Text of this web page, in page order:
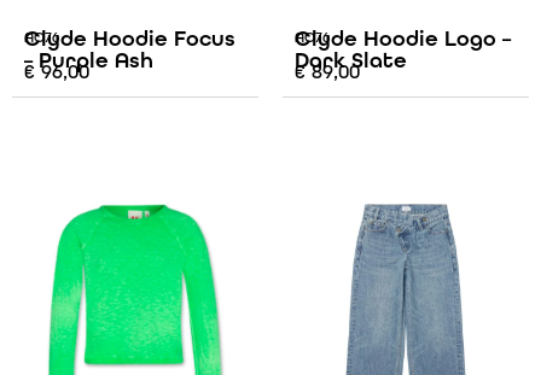
AO76
Clyde Hoodie Focus
– Purple Ash
€ 96,00
AO76
Clyde Hoodie Logo –
Dark Slate
€89,00